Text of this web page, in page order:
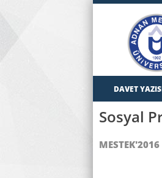
DAVET
Sosyal